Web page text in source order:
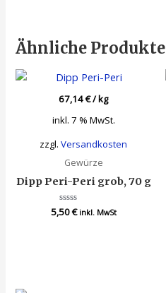
Ähnliche Produkte
67,14€/kg
inkl. 7 % MwSt.
zzgl.Versandkosten
Gewürze
Dipp Peri-Peri grob, 70 g
Bewertet
5,50€ inkl. MwSt